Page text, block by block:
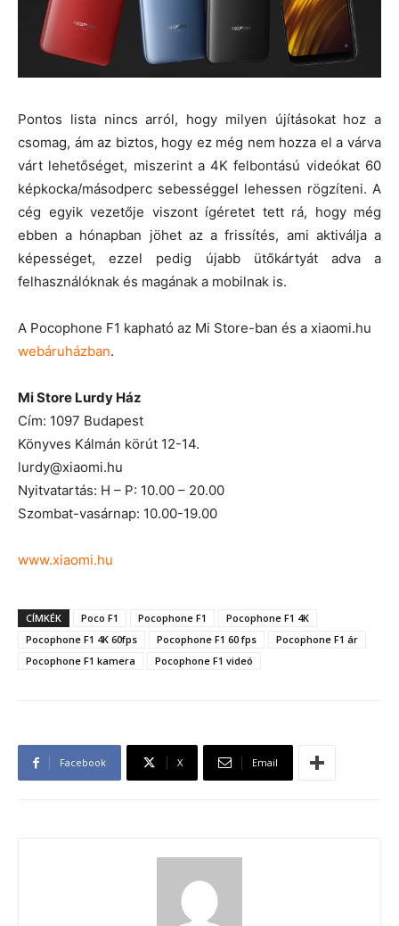
Pontos lista nincs arról, hogy milyen újításokat hoz a
csomag, ám az biztos, hogy ez még nem hozza el a várva
várt lehetőséget, miszerint a 4K felbontású videókat 60
képkocka/másodperc sebességgel lehessen rögzíteni. A
cég egyik vezetője viszont ígéretet tett rá, hogy még
ebben a hónapban jöhet az a frissítés, ami aktiválja a
képességet, ezzel pedig újabb ütőkártyát adva a
felhasználóknak és magának a mobilnak is.
A Pocophone F1 kapható az Mi Store-ban és a xiaomi.hu
webáruházban.
Mi Store Lurdy Ház
Cím: 1097 Budapest
Könyves Kálmán körút 12-14.
lurdy@xiaomi.hu
Nyitvatartás: H – P: 10.00 – 20.00
Szombat-vasárnap: 10.00-19.00
www.xiaomi.hu
CÍMKÉK Poco F1 Pocophone F1
Pocophone F1 4K
Pocophone F1 4K 60fps
Pocophone F1 60 fps
Pocophone F1 ár
Pocophone F1 kamera
Pocophone F1 videó
Facebook X Email